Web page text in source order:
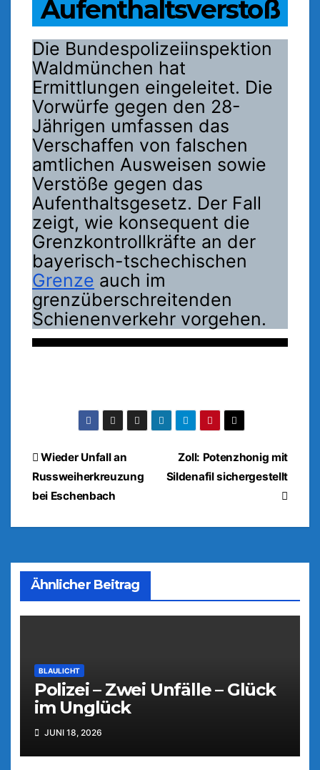
Aufenthaltsverstoß
Die Bundespolizeiinspektion
Waldmünchen hat
Ermittlungen eingeleitet. Die
Vorwürfe gegen den 28-
Jährigen umfassen das
Verschaffen von falschen
amtlichen Ausweisen sowie
Verstöße gegen das
Aufenthaltsgesetz. Der Fall
zeigt, wie konsequent die
Grenzkontrollkräfte an der
bayerisch-tschechischen
Grenze auch im
grenzüberschreitenden
Schienenverkehr vorgehen.
Beitragsnavigation
Zoll: Potenzhonig mit
Sildenafil sichergestellt
Wieder Unfall an
Russweiherkreuzung
bei Eschenbach
Ähnlicher Beitrag
BLAULICHT
Polizei – Zwei Unfälle – Glück
im Unglück
JUNI 18, 2026